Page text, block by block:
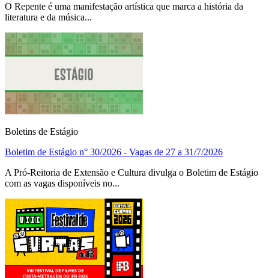
O Repente é uma manifestação artística que marca a história da
literatura e da música...
Boletins de Estágio
Boletim de Estágio n° 30/2026 - Vagas de 27 a 31/7/2026
A Pró-Reitoria de Extensão e Cultura divulga o Boletim de Estágio
com as vagas disponíveis no...